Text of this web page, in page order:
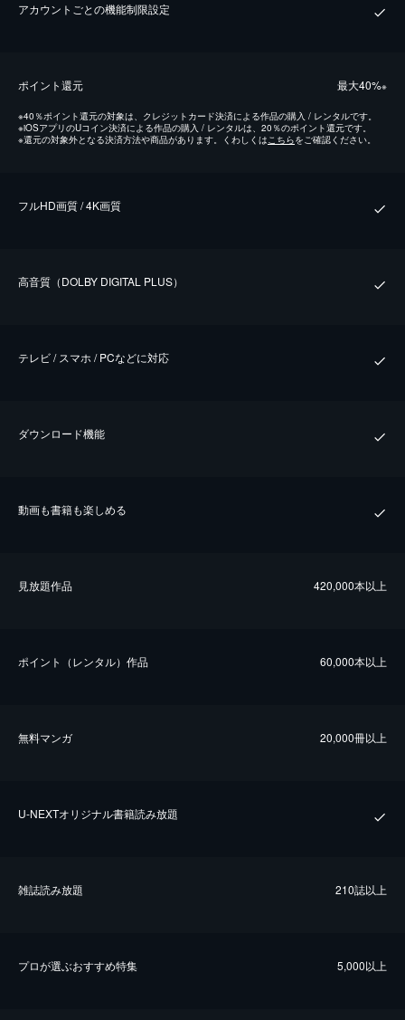
アカウントごとの機能制限設定
ポイント還元 最⼤40%※
※40％ポイント還元の対象は、クレジットカード決済による作品の購入 / レンタルです。
※iOSアプリのUコイン決済による作品の購入 / レンタルは、20％のポイント還元です。
※還元の対象外となる決済方法や商品があります。くわしくはこちらをご確認ください。
フルHD画質 / 4K画質
⾼⾳質（DOLBY DIGITAL PLUS）
テレビ / スマホ / PCなどに対応
ダウンロード機能
動画も書籍も楽しめる
⾒放題作品 420,000本以上
ポイント（レンタル）作品 60,000本以上
無料マンガ 20,000冊以上
U-NEXTオリジナル書籍読み放題
雑誌読み放題 210誌以上
プロが選ぶおすすめ特集 5,000以上